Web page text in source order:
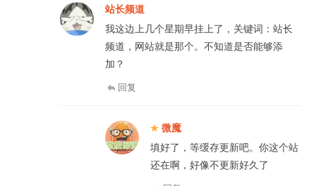
站长频道
我这边上几个星期早挂上了，关键词：站长
频道，网站就是那个。不知道是否能够添
加？
回复
微魔
填好了，等缓存更新吧。你这个站
还在啊，好像不更新好久了